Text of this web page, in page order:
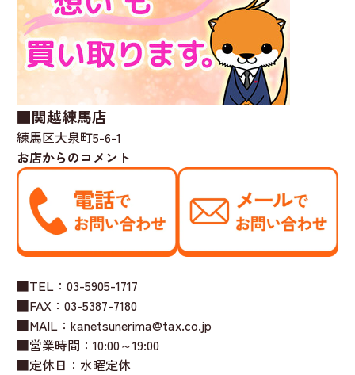
■関越練馬店
練馬区大泉町5-6-1
お店からのコメント
■TEL：03-5905-1717
■FAX：03-5387-7180
■MAIL：kanetsunerima@tax.co.jp
■営業時間：10:00～19:00
■定休日：水曜定休